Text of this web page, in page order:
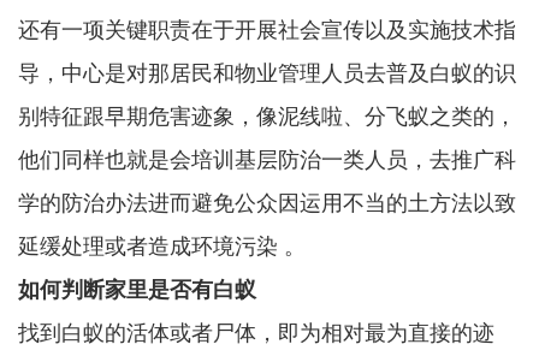
还有一项关键职责在于开展社会宣传以及实施技术指
导，中心是对那居民和物业管理人员去普及白蚁的识
别特征跟早期危害迹象，像泥线啦、分飞蚁之类的，
他们同样也就是会培训基层防治一类人员，去推广科
学的防治办法进而避免公众因运用不当的土方法以致
延缓处理或者造成环境污染 。
如何判断家里是否有白蚁
找到白蚁的活体或者尸体，即为相对最为直接的迹